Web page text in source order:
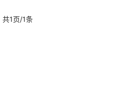
共1页/1条